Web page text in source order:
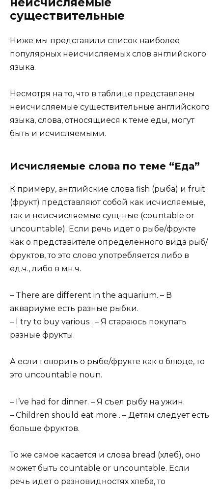
существительные
Ниже мы представили список наиболее
популярных неисчисляемых слов английского
языка.
Несмотря на то, что в таблице представлены
неисчисляемые существительные английского
языка, слова, относящиеся к теме еды, могут
быть и исчисляемыми.
Исчисляемые слова по теме “Еда”
К примеру, английские слова fish (рыба) и fruit
(фрукт) представляют собой как исчисляемые,
так и неисчисляемые сущ-ные (countable or
uncountable). Если речь идет о рыбе/фрукте
как о представителе определенного вида рыб/
фруктов, то это слово употребляется либо в
ед.ч., либо в мн.ч.
– There are different in the aquarium. – В
аквариуме есть разные рыбки.
– I try to buy various . – Я стараюсь покупать
разные фрукты.
А если говорить о рыбе/фрукте как о блюде, то
это uncountable noun.
– I’ve had for dinner. – Я съел рыбу на ужин.
– Children should eat more . – Детям следует есть
больше фруктов.
То же самое касается и слова bread (хлеб), оно
может быть countable or uncountable. Если
речь идет о разновидностях хлеба, то